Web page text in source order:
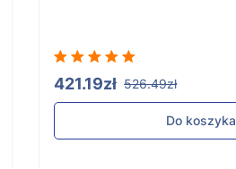
421.19zł 526.49zł
Do koszyka